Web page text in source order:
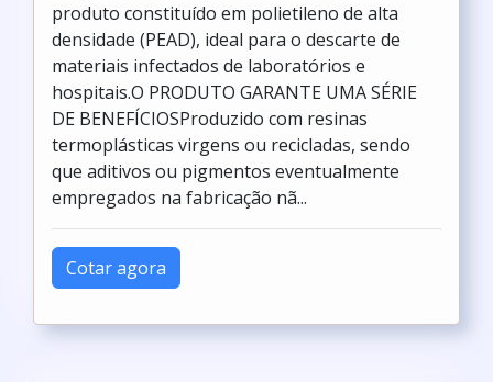
produto constituído em polietileno de alta
densidade (PEAD), ideal para o descarte de
materiais infectados de laboratórios e
hospitais.O PRODUTO GARANTE UMA SÉRIE
DE BENEFÍCIOSProduzido com resinas
termoplásticas virgens ou recicladas, sendo
que aditivos ou pigmentos eventualmente
empregados na fabricação nã...
Cotar agora